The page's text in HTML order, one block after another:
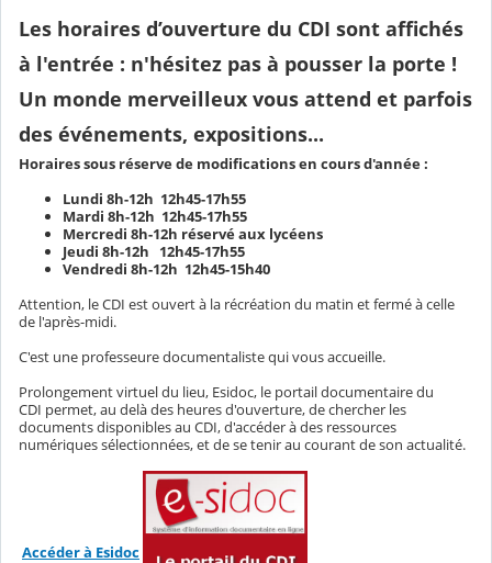
Les horaires d’ouverture du CDI sont affichés
à l'entrée : n'hésitez pas à pousser la porte !
Un monde merveilleux vous attend et parfois
des événements, expositions...
Horaires sous réserve de modifications en cours d'année :
Lundi 8h-12h 12h45-17h55
Mardi 8h-12h 12h45-17h55
Mercredi 8h-12h réservé aux lycéens
Jeudi 8h-12h 12h45-17h55
Vendredi 8h-12h 12h45-15h40
Attention, le CDI est ouvert à la récréation du matin et fermé à celle
de l'après-midi.
C'est une professeure documentaliste qui vous accueille.
Prolongement virtuel du lieu, Esidoc, le portail documentaire du
CDI permet, au delà des heures d'ouverture, de chercher les
documents disponibles au CDI, d'accéder à des ressources
numériques sélectionnées, et de se tenir au courant de son actualité.
Accéder à Esidoc